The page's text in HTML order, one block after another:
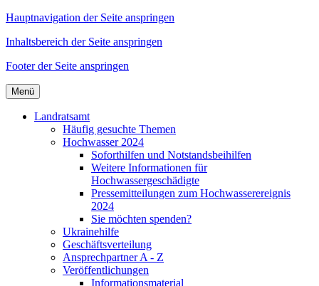
Hauptnavigation der Seite anspringen
Inhaltsbereich der Seite anspringen
Footer der Seite anspringen
Menü
Landratsamt
Häufig gesuchte Themen
Hochwasser 2024
Soforthilfen und Notstandsbeihilfen
Weitere Informationen für
Hochwassergeschädigte
Pressemitteilungen zum Hochwasserereignis
2024
Sie möchten spenden?
Ukrainehilfe
Geschäftsverteilung
Ansprechpartner A - Z
Veröffentlichungen
Informationsmaterial